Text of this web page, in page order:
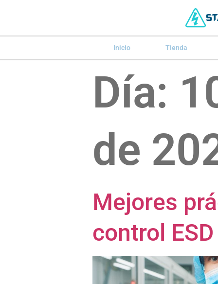
Inicio Tienda
Día:
de
Mejores
control ESD